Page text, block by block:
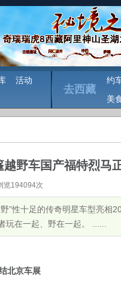
活动
去西藏
约
美
野车国产福特烈马
览194094次
”性十足的传奇明星车型亮相
在一起、野在一起。 ......
北京车展